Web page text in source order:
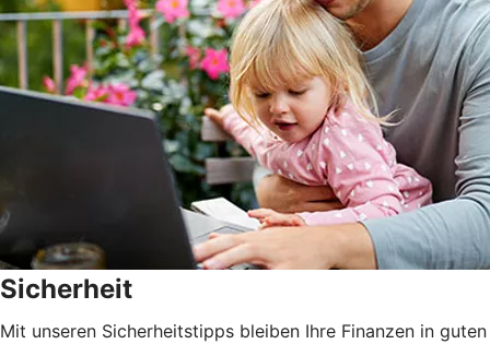
Sicherheit
Mit unseren Sicherheitstipps bleiben Ihre Finanzen in guten